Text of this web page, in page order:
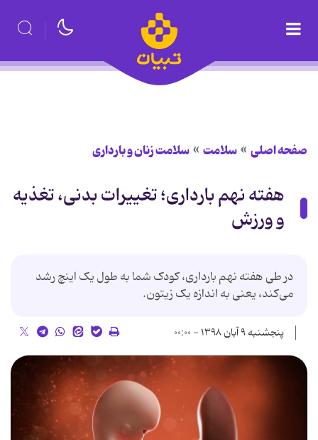
صفحه اصلی سلامت سلامت زنان و بارداری
هفته نهم بارداری؛ تغییرات بدنی، تغذیه
و ورزش
در طی هفته نهم بارداری، کودک شما به طول یک اینچ رشد
می‌کند، یعنی به‌ اندازه یک زیتون.
پنجشنبه ۹ آبان ۱۳۹۸ - ۰۰:۰۰